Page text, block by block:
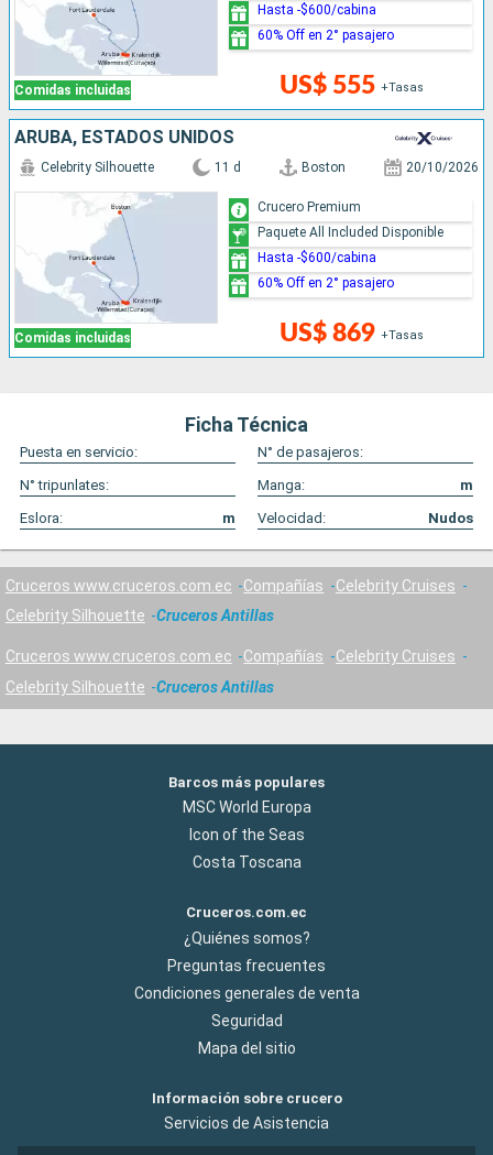
Comidas incluidas US$ 555 +Tasas
Hasta -$600/cabina
60% Off en 2° pasajero
ARUBA, ESTADOS UNIDOS
Comidas incluidas
Celebrity Silhouette 11 d Boston 20/10/2026
US$ 869 +Tasas
Crucero Premium
Paquete All Included Disponible
Hasta -$600/cabina
60% Off en 2° pasajero
Ficha Técnica
Puesta en servicio:
N° de pasajeros:
N° tripunlates:
Manga:
m
Eslora:
m Velocidad: Nudos
Cruceros www.cruceros.com.ec Compañías
Celebrity Cruises
Celebrity Silhouette
Cruceros Antillas
Cruceros www.cruceros.com.ec Compañías
Celebrity Cruises
Celebrity Silhouette
Cruceros Antillas
Barcos más populares
MSC World Europa
Icon of the Seas
Costa Toscana
Cruceros.com.ec
¿Quiénes somos?
Preguntas frecuentes
Condiciones generales de venta
Seguridad
Mapa del sitio
Información sobre crucero
Servicios de Asistencia